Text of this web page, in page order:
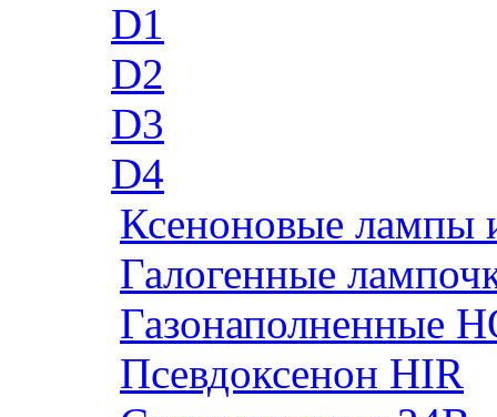
D1
D2
D3
D4
Ксеноновые лампы
Галогенные
Газонаполненные
Псевдоксенон HIR